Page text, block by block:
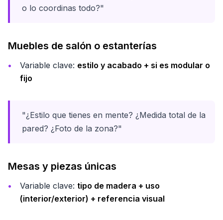
o lo coordinas todo?"
Muebles de salón o estanterías
Variable clave: estilo y acabado + si es modular o
fijo
"¿Estilo que tienes en mente? ¿Medida total de la
pared? ¿Foto de la zona?"
Mesas y piezas únicas
Variable clave: tipo de madera + uso
(interior/exterior) + referencia visual